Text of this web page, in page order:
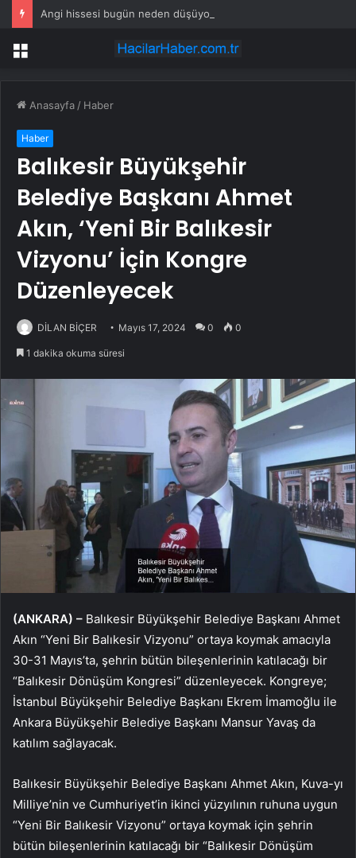
Angi hissesi bugün neden düşüyor?
Menü
Anasayfa / Haber
Haber
Balıkesir Büyükşehir
Belediye Başkanı Ahmet
Akın, ‘Yeni Bir Balıkesir
Vizyonu’ İçin Kongre
Düzenleyecek
DİLAN BİÇER Mayıs 17, 2024 0 0
1 dakika okuma süresi
(ANKARA) – Balıkesir Büyükşehir Belediye Başkanı Ahmet
Akın “Yeni Bir Balıkesir Vizyonu” ortaya koymak amacıyla
30-31 Mayıs’ta, şehrin bütün bileşenlerinin katılacağı bir
“Balıkesir Dönüşüm Kongresi” düzenleyecek. Kongreye;
İstanbul Büyükşehir Belediye Başkanı Ekrem İmamoğlu ile
Ankara Büyükşehir Belediye Başkanı Mansur Yavaş da
katılım sağlayacak.
Balıkesir Büyükşehir Belediye Başkanı Ahmet Akın, Kuva-yı
Milliye’nin ve Cumhuriyet’in ikinci yüzyılının ruhuna uygun
“Yeni Bir Balıkesir Vizyonu” ortaya koymak için şehrin
bütün bileşenlerinin katılacağı bir “Balıkesir Dönüşüm